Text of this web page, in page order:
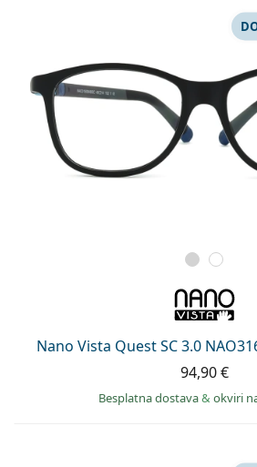
Nano Vista Quest SC 3.0
94,90 €
Besplatna dostava& okviri